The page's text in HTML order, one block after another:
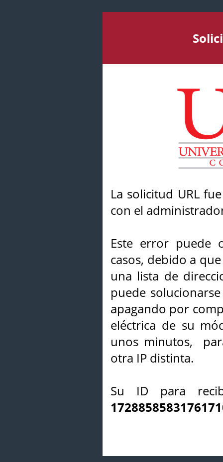
La solicitud URL
con el
Este error puede
casos, debido a
una lista de
puede
apagando por
eléctrica de su
unos minutos,
otra IP distinta.
Su ID para